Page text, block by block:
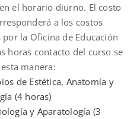
en el horario diurno. El costo
a los costos
por la Oficina de Educación
horas contacto del curso se
manera:
de Estética, Anatomía y
(4 horas)
y Aparatología (3